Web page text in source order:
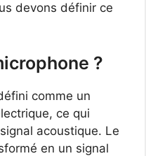
devons définir ce
?
comme un
ce qui
acoustique. Le
en un signal